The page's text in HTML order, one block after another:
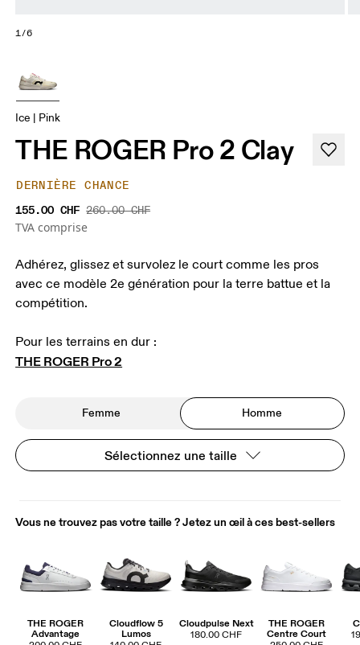
1/6
Ice | Pink
THE ROGER Pro 2 Clay
DERNIÈRE CHANCE
155.00 CHF 260.00 CHF
TVA comprise
Adhérez, glissez et survolez le court comme les pros
avec ce modèle 2e génération pour la terre battue et la
compétition.
THE ROGER Pro 2
Femme Homme
Sélectionnez une taille
Vous ne trouvez pas votre taille ? Jetez un œil à ces best-sellers
THE ROGER
Advantage
Cloudflow 5
Lumos
Cloudpulse Next
180.00 CHF
THE ROGER
Centre Court